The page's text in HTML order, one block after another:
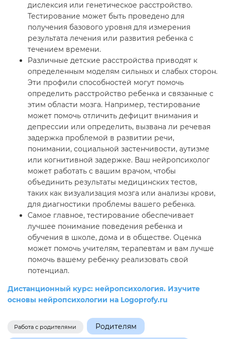
дислексия или генетическое расстройство.
Тестирование может быть проведено для
получения базового уровня для измерения
результата лечения или развития ребенка с
течением времени.
Различные детские расстройства приводят к
определенным моделям сильных и слабых сторон.
Эти профили способностей могут помочь
определить расстройство ребенка и связанные с
этим области мозга. Например, тестирование
может помочь отличить дефицит внимания и
депрессии или определить, вызвана ли речевая
задержка проблемой в развитии речи,
понимании, социальной застенчивости, аутизме
или когнитивной задержке. Ваш нейропсихолог
может работать с вашим врачом, чтобы
объединить результаты медицинских тестов,
таких как визуализация мозга или анализы крови,
для диагностики проблемы вашего ребенка.
Самое главное, тестирование обеспечивает
лучшее понимание поведения ребенка и
обучения в школе, дома и в обществе. Оценка
может помочь учителям, терапевтам и вам лучше
помочь вашему ребенку реализовать свой
потенциал.
Дистанционный курс: нейропсихология. Изучите
основы нейропсихологии на Logoprofy.ru
Работа с родителями Родителям